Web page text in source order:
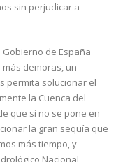
sin perjudicar a
de España
demoras, un
permita solucionar el
la Cuenca del
que si no se pone en
la gran sequía que
más tiempo, y
Nacional,